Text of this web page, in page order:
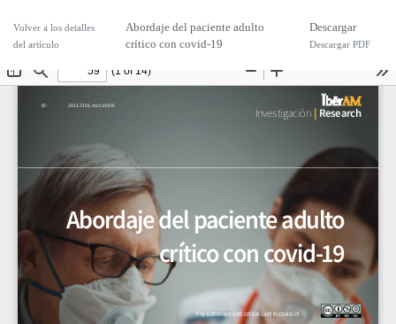
Volver a los detalles
del artículo
Abordaje del paciente adulto
crítico con covid-19
Descargar
Descargar PDF